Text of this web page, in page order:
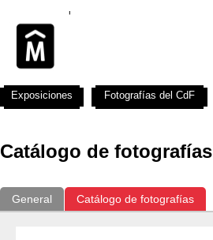
Catálogo de fotografías
General Catálogo de fotografías
Exposiciones Fotografías del CdF